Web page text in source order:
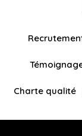
Charte qualité